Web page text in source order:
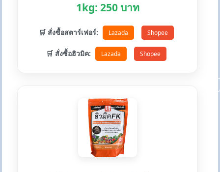
1kg: 250 บาท
🛒 สั่งซื้อสตาร์เฟอร์: Lazada Shopee
🛒 สั่งซื้อฮิวมิค: Lazada Shopee